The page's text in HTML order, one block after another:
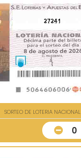
27241
SORTEO DE LOTERIA NACIONAL
0